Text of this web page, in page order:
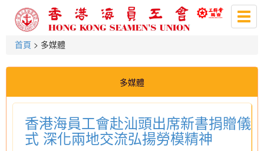
首頁 > 多媒體
多媒體
香港海員工會赴汕頭出席新書捐贈儀
式 深化兩地交流弘揚勞模精神